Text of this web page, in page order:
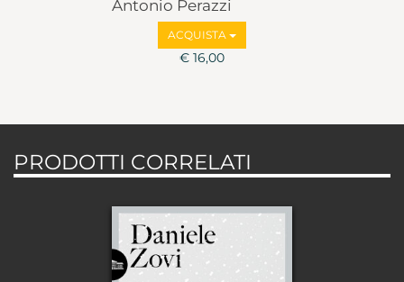
Antonio Perazzi
ACQUISTA
€ 16,00
PRODOTTI CORRELATI